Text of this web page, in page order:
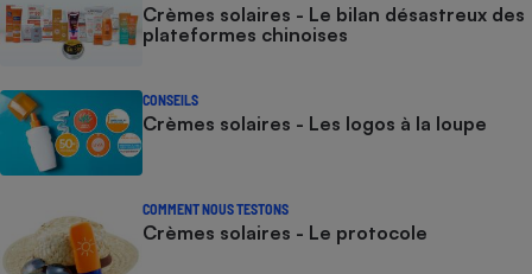
Crèmes solaires - Le bilan désastreux des
plateformes chinoises
CONSEILS
Crèmes solaires - Les logos à la loupe
COMMENT NOUS TESTONS
Crèmes solaires - Le protocole